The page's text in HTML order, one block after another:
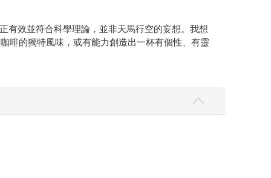
效並符合科學理論，並非天馬行空的妄想。我想
啡的獨特風味，或有能力創造出一杯有個性、有靈